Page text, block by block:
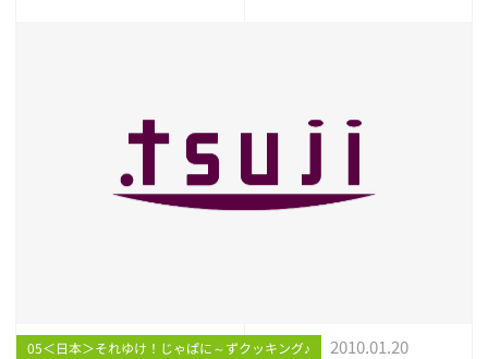
05＜日本＞それゆけ！じゃぱに～ずクッキング♪ 2010.01.20